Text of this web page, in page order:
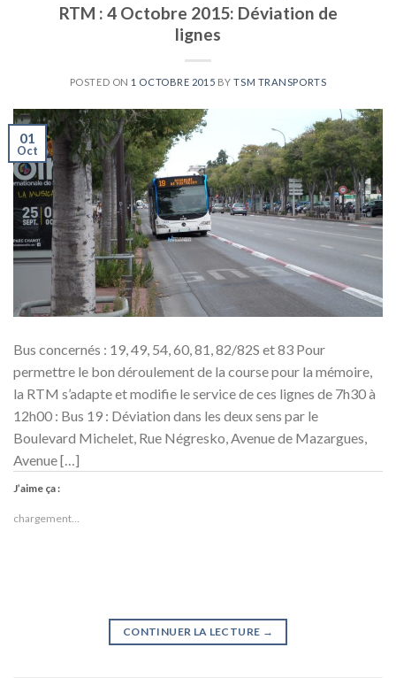
RTM : 4 Octobre 2015: Déviation de
lignes
POSTED ON 1 OCTOBRE 2015 BYTSM TRANSPORTS
01
Oct
Bus concernés : 19, 49, 54, 60, 81, 82/82S et 83 Pour
permettre le bon déroulement de la course pour la mémoire,
la RTM s’adapte et modifie le service de ces lignes de 7h30 à
12h00 : Bus 19 : Déviation dans les deux sens par le
Boulevard Michelet, Rue Négresko, Avenue de Mazargues,
Avenue […]
J’aime ça :
chargement…
CONTINUER LA LECTURE →